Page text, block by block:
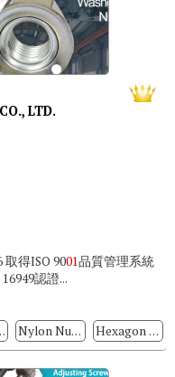
LTD.
取得ISO 9001品質管理系統
認證...
Washers Nylon Nuts With Conical Washers Hexagon Nuts